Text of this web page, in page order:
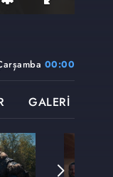
00:00
GALERİ